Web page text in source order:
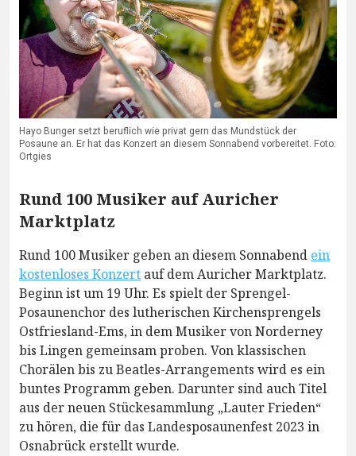
Hayo Bunger setzt beruflich wie privat gern das Mundstück der
Posaune an. Er hat das Konzert an diesem Sonnabend vorbereitet. Foto:
Ortgies
Rund 100 Musiker auf Auricher
Marktplatz
Rund 100 Musiker geben an diesem Sonnabend ein
kostenloses Konzert auf dem Auricher Marktplatz.
Beginn ist um 19 Uhr. Es spielt der Sprengel-
Posaunenchor des lutherischen Kirchensprengels
Ostfriesland-Ems, in dem Musiker von Norderney
bis Lingen gemeinsam proben. Von klassischen
Chorälen bis zu Beatles-Arrangements wird es ein
buntes Programm geben. Darunter sind auch Titel
aus der neuen Stückesammlung „Lauter Frieden“
zu hören, die für das Landesposaunenfest 2023 in
Osnabrück erstellt wurde.